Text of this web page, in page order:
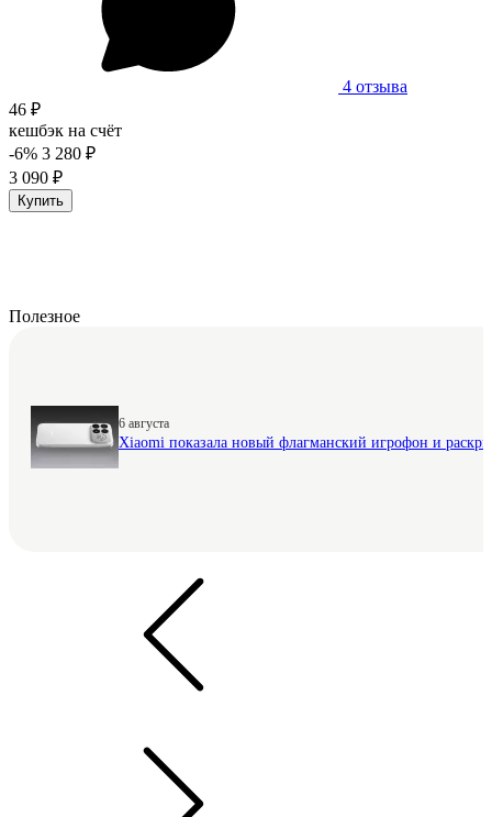
4 отзыва
46 ₽
кешбэк на счёт
-6% 3 280 ₽
3 090 ₽
Купить
Полезное
6 августа
Xiaomi показала новый флагманский игрофон и